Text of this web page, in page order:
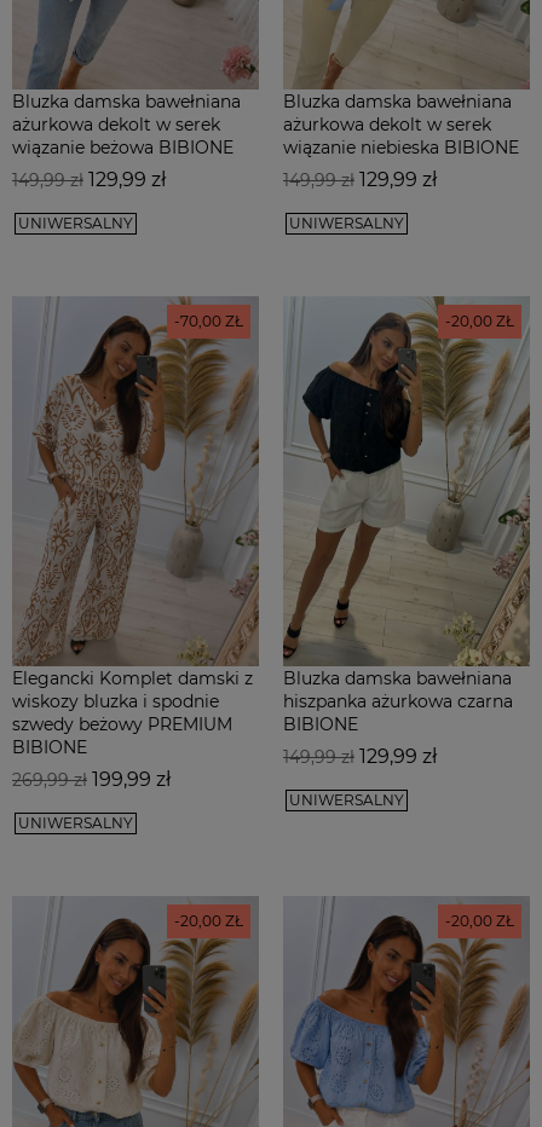
Bluzka damska bawełniana
ażurkowa dekolt w serek
wiązanie beżowa BIBIONE
Cena
149,99 zł Cena
129,99 zł
UNIWERSALNY
Bluzka damska bawełniana
ażurkowa dekolt w serek
wiązanie niebieska BIBIONE
Cena
149,99 zł Cena
129,99 zł
UNIWERSALNY
Elegancki Komplet damski z
wiskozy bluzka i spodnie
szwedy beżowy PREMIUM
BIBIONE
Cena
269,99 zł Cena
199,99 zł
-70,00 ZŁ
UNIWERSALNY
Bluzka damska bawełniana
hiszpanka ażurkowa czarna
BIBIONE
Cena
149,99 zł Cena
129,99 zł
-20,00 ZŁ
UNIWERSALNY
-20,00 ZŁ -20,00 ZŁ